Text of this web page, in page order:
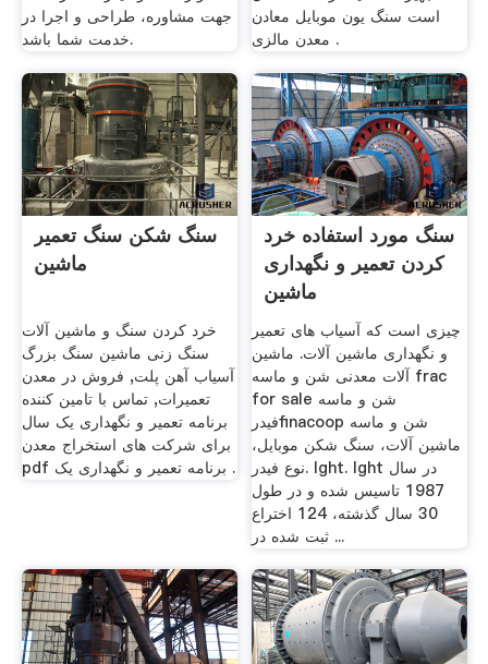
جهت مشاوره، طراحی و اجرا در
خدمت شما باشد.
است سنگ یون موبایل معادن
معدن مالزی .
سنگ شکن سنگ تعمیر
ماشین
خرد کردن سنگ و ماشین آلات
سنگ زنی ماشین سنگ بزرگ
آسیاب آهن پلت, فروش در معدن
تعمیرات, تماس با تامین کننده
برنامه تعمیر و نگهداری یک سال
برای شرکت های استخراج معدن
pdf برنامه تعمیر و نگهداری یک .
سنگ مورد استفاده خرد
کردن تعمیر و نگهداری
ماشین
چیزی است که آسیاب های تعمیر
و نگهداری ماشین آلات. ماشین
آلات معدنی شن و ماسه frac
for sale شن و ماسه
فیدرfinacoop شن و ماسه
ماشین آلات، سنگ شکن موبایل،
نوع فیدر. lght. lght در سال
1987 تاسیس شده و در طول
30 سال گذشته، 124 اختراع
ثبت شده در ...